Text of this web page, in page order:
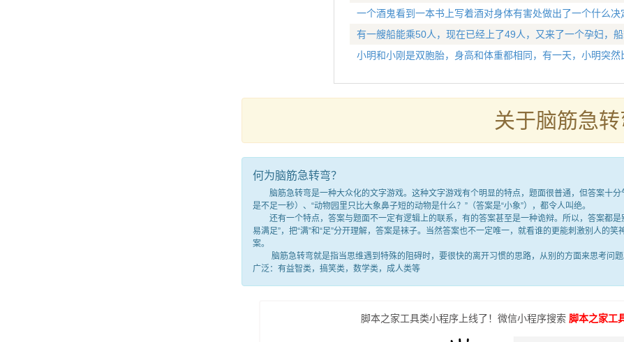
一个酒鬼看到一本书上写着酒对身体有害处做出了一个什么决
有一艘船能乘50人，现在已经上了49人，又来了一个孕妇，船
小明和小刚是双胞胎，身高和体重都相同，有一天，小明突然
关于脑筋急
何为脑筋急转弯？
脑筋急转弯是一种大众化的文字游戏。这种文字游戏有个明显的特点，题面很普通，但答案十分
是不足一秒）、“动物园里只比大象鼻子短的动物是什么？”（答案是“小象”），都令人叫绝。
还有一个特点，答案与题面不一定有逻辑上的联系，有的答案甚至是一种诡辩。所以，答案都是
易满足”，把“满”和“足”分开理解，答案是袜子。当然答案也不一定唯一，就看谁的更能刺激别人的
案。
脑筋急转弯就是指当思维遇到特殊的阻碍时，要很快的离开习惯的思路，从别的方面来思考问
广泛：有益智类，搞笑类，数学类，成人类等
脚本之家工具类小程序上线了！微信小程序搜索 脚本之家工